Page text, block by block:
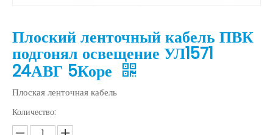
Плоский ленточный кабель ПВК
подгонял освещение УЛ1571
24АВГ 5Коре
Плоская ленточная кабель
Количество: